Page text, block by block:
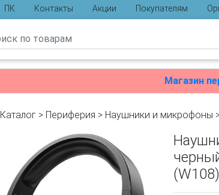
ПК Контакты Акции Покупателям
Магазин
Каталог > Периферия > Наушники и микрофоны
(W108)